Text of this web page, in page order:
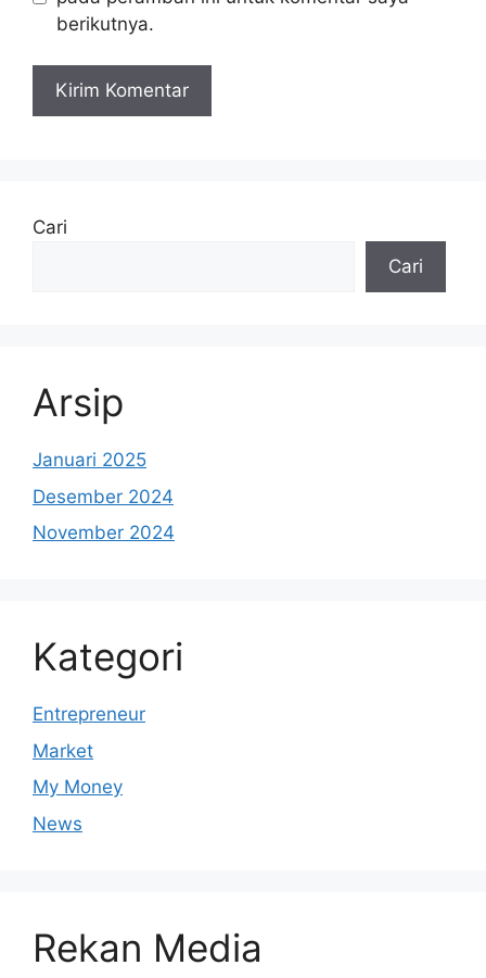
berikutnya.
Cari
Cari
Arsip
Januari 2025
Desember 2024
November 2024
Kategori
Entrepreneur
Market
My Money
News
Rekan Media